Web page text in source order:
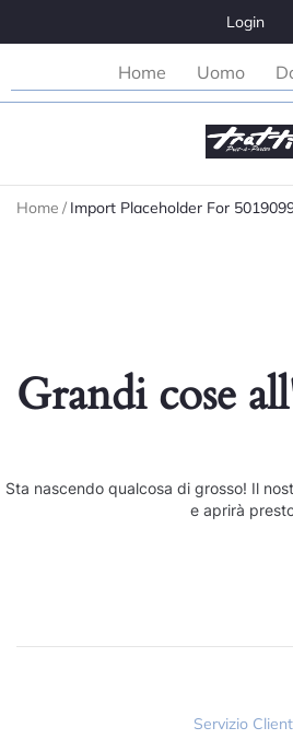
Login
Home Uomo
Home / Import Placeholder For
Grandi cose
Sta nascendo qualcosa di grosso! Il
e aprirà
Servizio